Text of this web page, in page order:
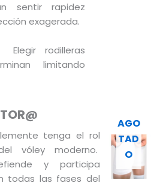
sentir rapidez
exagerada.
rodilleras
limitando
tenga el rol
vóley moderno.
y participa
todas las fases del
AGO
TAD
O
Este
tiene